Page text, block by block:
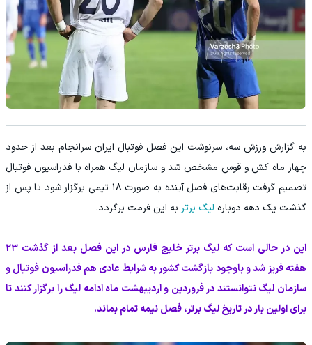
به گزارش ورزش سه، سرنوشت این فصل فوتبال ایران سرانجام بعد از حدود
چهار ماه کش و قوس مشخص شد و سازمان لیگ همراه با فدراسیون فوتبال
تصمیم گرفت رقابت‌های فصل آینده به صورت ۱۸ تیمی برگزار شود تا پس از
گذشت یک دهه دوباره لیگ برتر به این فرمت برگردد.
این در حالی است که لیگ برتر خلیج فارس در این فصل بعد از گذشت ۲۳
هفته فریز شد و باوجود بازگشت کشور به شرایط عادی هم فدراسیون فوتبال و
سازمان لیگ نتوانستند در فروردین و اردیبهشت ماه ادامه لیگ را برگزار کنند تا
برای اولین بار در تاریخ لیگ برتر، فصل نیمه تمام بماند.